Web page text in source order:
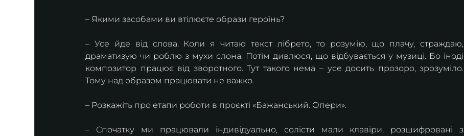
– Якими засобами ви втілюєте образи героїнь?
– Усе йде від слова. Коли я читаю текст лібрето, то розумію, що плачу, страждаю,
драматизую чи роблю з мухи слона. Потім дивлюся, що відбувається у музиці. Бо іноді
композитор працює від зворотного. Тут такого нема – усе досить прозоро, зрозуміло.
Тому над образом працювати не важко.
– Розкажіть про етапи роботи в проєкті «Бажанський. Опери».
– Спочатку ми працювали індивідуально, солісти мали клавіри, розшифровані з